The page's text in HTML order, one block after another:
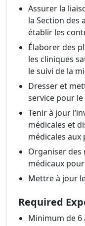
Assurer la
la Section des
établir les
Élaborer des
les cliniques
le suivi de la
Dresser et
service pour
Tenir à jour
médicales et
médicales aux
Organiser des
médicaux
Mettre à jour
Required
Minimum de 6